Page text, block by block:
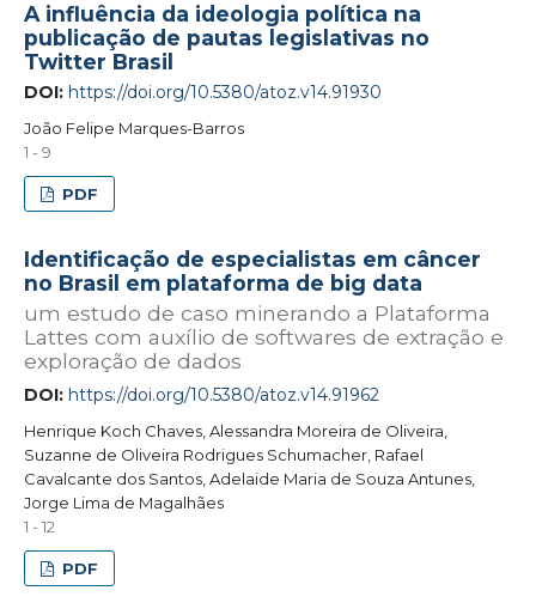
A influência da ideologia política na
publicação de pautas legislativas no
Twitter Brasil
DOI: https://doi.org/10.5380/atoz.v14.91930
João Felipe Marques-Barros
1 - 9
PDF
Identificação de especialistas em câncer
no Brasil em plataforma de big data
um estudo de caso minerando a Plataforma
Lattes com auxílio de softwares de extração e
exploração de dados
DOI: https://doi.org/10.5380/atoz.v14.91962
Henrique Koch Chaves, Alessandra Moreira de Oliveira,
Suzanne de Oliveira Rodrigues Schumacher, Rafael
Cavalcante dos Santos, Adelaide Maria de Souza Antunes,
Jorge Lima de Magalhães
1 - 12
PDF